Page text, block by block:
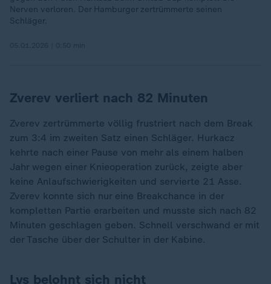
00:17
Nerven verloren. Der Hamburger zertrümmerte seinen
Schläger.
Zverev verliert nach 82 Minuten
Zverev zertrümmerte völlig frustriert nach dem Break
zum 3:4 im zweiten Satz einen Schläger. Hurkacz
kehrte nach einer Pause von mehr als einem halben
Jahr wegen einer Knieoperation zurück, zeigte aber
keine Anlaufschwierigkeiten und servierte 21 Asse.
Zverev konnte sich nur eine Breakchance in der
kompletten Partie erarbeiten und musste sich nach 82
Minuten geschlagen geben. Schnell verschwand er mit
der Tasche über der Schulter in der Kabine.
Lys belohnt sich nicht